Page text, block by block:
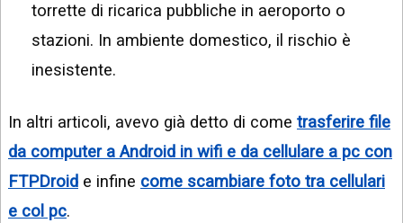
torrette di ricarica pubbliche in aeroporto o
stazioni. In ambiente domestico, il rischio è
inesistente.
In altri articoli, avevo già detto di come trasferire file
da computer a Android in wifi e da cellulare a pc con
FTPDroid e infine come scambiare foto tra cellulari
e col pc.